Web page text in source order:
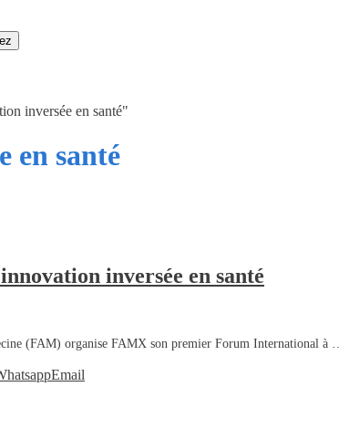
inversée en santé"
en santé
inversée en santé
(FAM) organise FAMX son premier Forum International à …
Email